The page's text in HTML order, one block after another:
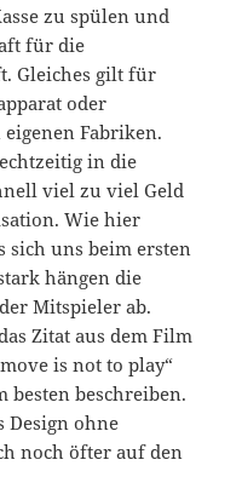
zu spülen und
für die
Gleiches gilt für
oder
Fabriken.
in die
viel zu viel Geld
Wie hier
sich uns beim ersten
hängen die
Mitspieler ab.
Zitat aus dem Film
is not to play“
besten beschreiben.
Design ohne
noch öfter auf den